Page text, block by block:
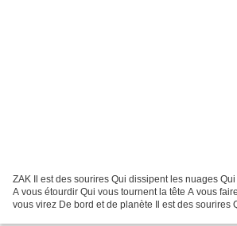
ZAK Il est des sourires Qui dissipent les nuages
A vous étourdir Qui vous tournent la tête A vous
vous virez De bord et de planète Il est des sourires